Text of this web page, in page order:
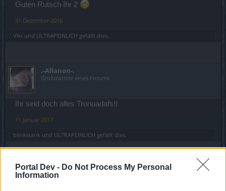
Portal Dev - Do Not Process My Personal
Information
Guten Rutsch Ihr 2
31 Dezember 2016
Viki und ULTRAPEINLICH gefällt dies.
.-Allanon-.
Großmeister eines Forums
Ihr seid doch alles Tronuadafs!!
11 Januar 2017
blinkstank und ULTRAPEINLICH gefällt dies.
ULTRAPEINLICH
Forenfreak